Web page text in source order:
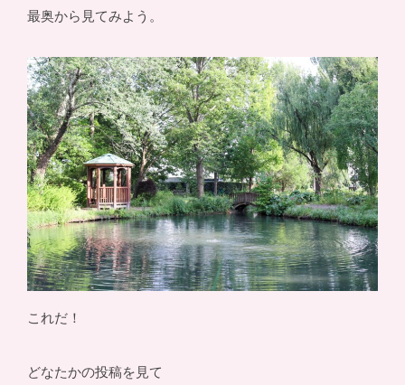
最奥から見てみよう。
これだ！
どなたかの投稿を見て